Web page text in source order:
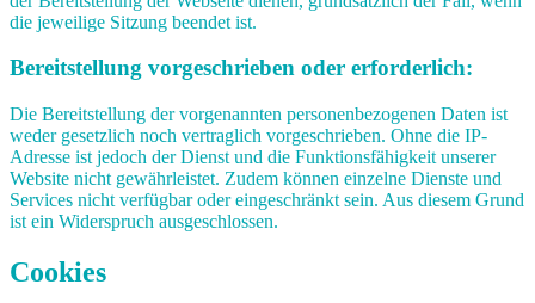
die jeweilige Sitzung beendet ist.
Bereitstellung vorgeschrieben oder erforderlich:
Die Bereitstellung der vorgenannten personenbezogenen Daten ist
weder gesetzlich noch vertraglich vorgeschrieben. Ohne die IP-
Adresse ist jedoch der Dienst und die Funktionsfähigkeit unserer
Website nicht gewährleistet. Zudem können einzelne Dienste und
Services nicht verfügbar oder eingeschränkt sein. Aus diesem Grund
ist ein Widerspruch ausgeschlossen.
Cookies